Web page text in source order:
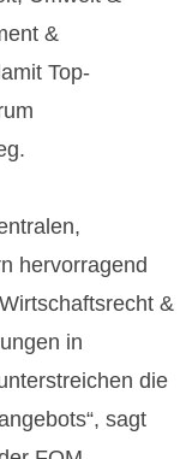
&
Top-
hervorragend
&
in
die
sagt